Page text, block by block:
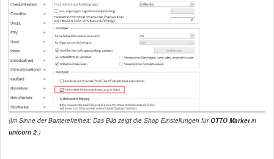
(Im Sinne der Barrierefreiheit: Das Bild zeigt die Shop Einstellungen fürOTTO Marketin
unicorn 2 .)